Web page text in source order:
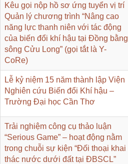
Kêu gọi nộp hồ sơ ứng tuyển vị trí
Quản lý chương trình “Nâng cao
năng lực thanh niên với tác động
của biến đổi khí hậu tại Đồng bằng
sông Cửu Long” (gọi tắt là Y-
CoRe)
Lễ kỷ niệm 15 năm thành lập Viện
Nghiên cứu Biến đổi Khí hậu –
Trường Đại học Cần Thơ
Trải nghiệm công cụ thảo luận
“Serious Game” – hoạt động nằm
trong chuỗi sự kiện “Đối thoại khai
thác nước dưới đất tại ĐBSCL”